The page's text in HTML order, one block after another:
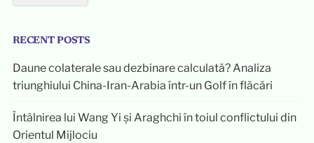
RECENT POSTS
Daune colaterale sau dezbinare calculată? Analiza
triunghiului China-Iran-Arabia într-un Golf în flăcări
Întâlnirea lui Wang Yi și Araghchi în toiul conflictului din
Orientul Mijlociu